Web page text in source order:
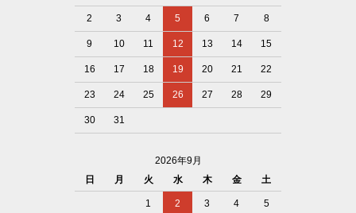
2 3 4 5 6 7 8
9 10 11 12 13 14 15
16 17 18 19 20 21 22
23 24 25 26 27 28 29
30 31
2026年9月
日
月 火 水 木 金 土
1 2 3 4 5